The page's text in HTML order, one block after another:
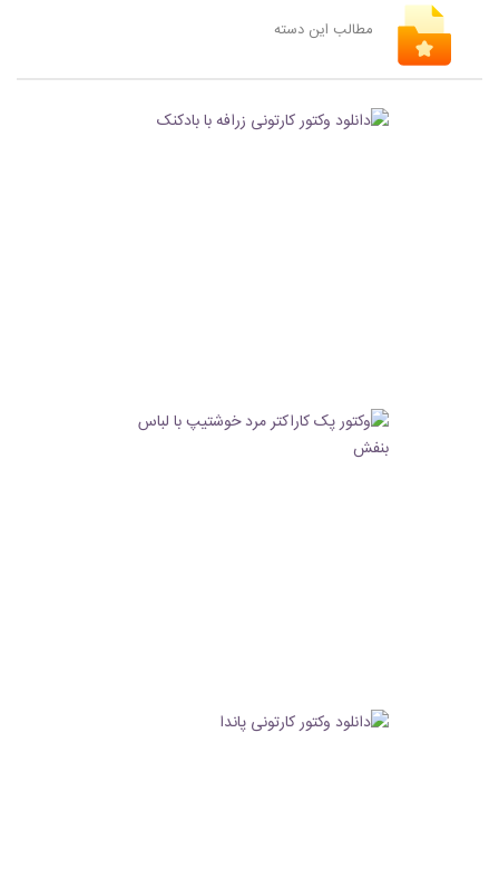
مطالب این دسته